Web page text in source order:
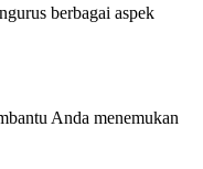
berbagai aspek
Anda menemukan